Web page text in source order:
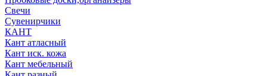
Свечи
Сувенирчики
КАНТ
Кант атласный
Кант иск. кожа
Кант мебельный